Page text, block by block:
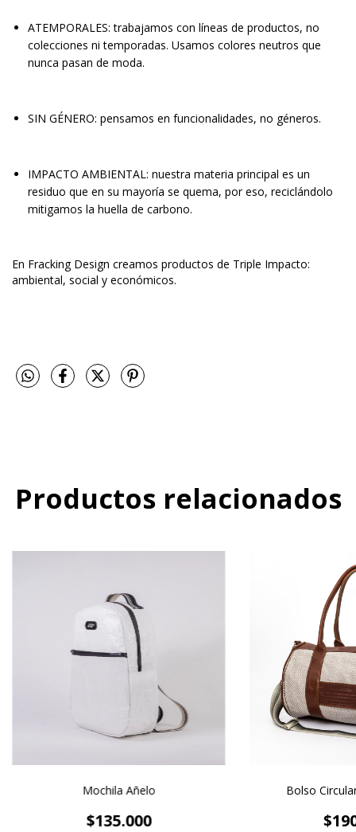
ATEMPORALES: trabajamos con líneas de productos, no
colecciones ni temporadas. Usamos colores neutros que
nunca pasan de moda.
SIN GÉNERO: pensamos en funcionalidades, no géneros.
IMPACTO AMBIENTAL: nuestra materia principal es un
residuo que en su mayoría se quema, por eso, reciclándolo
mitigamos la huella de carbono.
En Fracking Design creamos productos de Triple Impacto:
ambiental, social y económicos.
Productos relacionados
Mochila Añelo
$135.000
Bolso